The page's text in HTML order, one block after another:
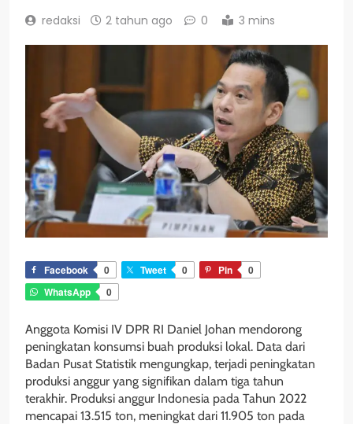
redaksi 2 tahun ago 0 3 mins
Facebook 0 Tweet 0 Pin
0
WhatsApp
0
Anggota Komisi IV DPR RI Daniel Johan mendorong
peningkatan konsumsi buah produksi lokal. Data dari
Badan Pusat Statistik mengungkap, terjadi peningkatan
produksi anggur yang signifikan dalam tiga tahun
terakhir. Produksi anggur Indonesia pada Tahun 2022
mencapai 13.515 ton, meningkat dari 11.905 ton pada